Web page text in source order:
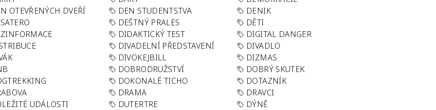
OTEVŘENÝCH DVEŘÍ DEN STUDENTSTVA
DENIK
DEŠTNÝ PRALES
DĚTI
DIDAKTICKÝ TEST
DIGITAL DANGER
DIVADELNÍ PŘEDSTAVENÍ
DIVADLO
DIVOKEJBILL
DIZMAS
DOBRODRUŽSTVÍ
DOBRÝ SKUTEK
DOKONALÉ TICHO
DOTAZNÍK
DRAMA
DRAVCI
UDÁLOSTI DUTERTRE
DÝNĚ